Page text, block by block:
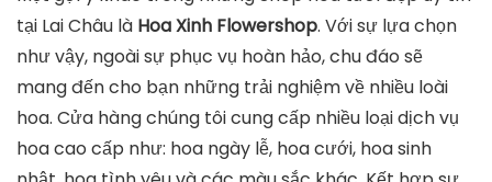
tại Lai Châu là Hoa Xinh Flowershop. Với sự lựa chọn
như vậy, ngoài sự phục vụ hoàn hảo, chu đáo sẽ
mang đến cho bạn những trải nghiệm về nhiều loài
hoa. Cửa hàng chúng tôi cung cấp nhiều loại dịch vụ
hoa cao cấp như: hoa ngày lễ, hoa cưới, hoa sinh